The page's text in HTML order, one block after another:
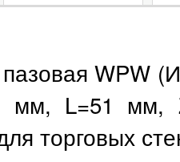
WPW
L=51 мм,
торговых